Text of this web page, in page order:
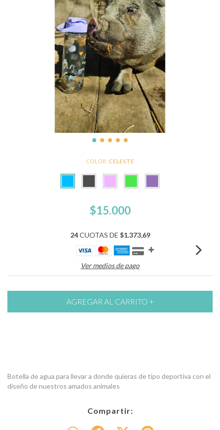
COLOR: CELESTE
$15.000
24CUOTAS DE $1.373,69
Ver medios de pago
Botella de agua para llevar a donde quieras de tipo deportiva con el
diseño de nuestros amados animales
Compartir: